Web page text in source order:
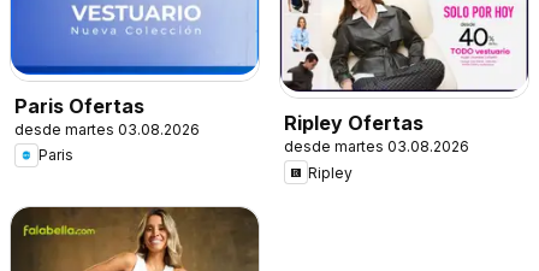
Paris Ofertas
desde martes 03.08.2026
Paris
Ripley Ofertas
desde martes 03.08.2026
Ripley